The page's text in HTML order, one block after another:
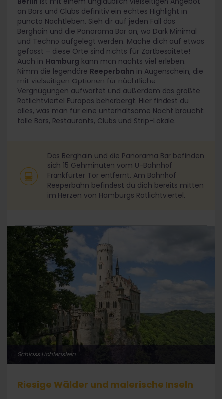
an Bars und Clubs definitiv ein echtes Highlight in
puncto Nachtleben. Sieh dir auf jeden Fall das
Berghain und die Panorama Bar an, wo Dark Minimal
und Techno aufgelegt werden. Mache dich auf etwas
gefasst – diese Orte sind nichts für Zartbesaitete!
Auch in Hamburg kann man nachts viel erleben.
Nimm die legendäre Reeperbahn in Augenschein, die
mit vielseitigen Optionen für nächtliche
Vergnügungen aufwartet und außerdem das größte
Rotlichtviertel Europas beherbergt. Hier findest du
alles, was man für eine unterhaltsame Nacht braucht:
tolle Bars, Restaurants, Clubs und Strip-Lokale.
Das Berghain und die Panorama Bar befinden
sich 15 Gehminuten vom U-Bahnhof
Frankfurter Tor entfernt. Am Bahnhof
Reeperbahn befindest du dich bereits mitten
im Herzen von Hamburgs Rotlichtviertel.
Schloss Lichtenstein
Riesige Wälder und malerische Inseln